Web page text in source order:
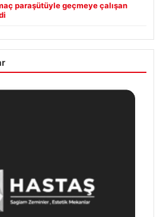
paraşütüyle geçmeye çalışan